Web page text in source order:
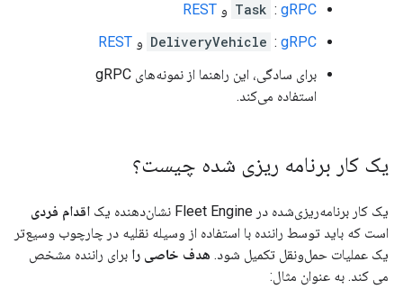
Task : gRPC و REST
DeliveryVehicle : gRPC و REST
برای سادگی، این راهنما از نمونه‌های gRPC
استفاده می‌کند.
یک کار برنامه ریزی شده چیست؟
یک کار برنامه‌ریزی‌شده در Fleet Engine نشان‌دهنده یک
اقدام فردی
است که باید توسط راننده با استفاده از وسیله نقلیه در چارچوب وسیع‌تر
یک عملیات حمل‌ونقل تکمیل شود. هدف خاصی را برای راننده مشخص
می کند. به عنوان مثال: